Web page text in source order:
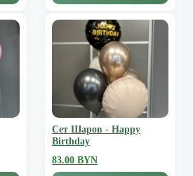
Сет Шаров - Happy
Birthday
83.00 BYN